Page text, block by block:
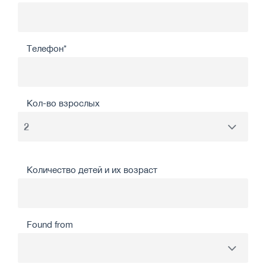
Телефон*
Кол-во взрослых
Количество детей и их возраст
Found from